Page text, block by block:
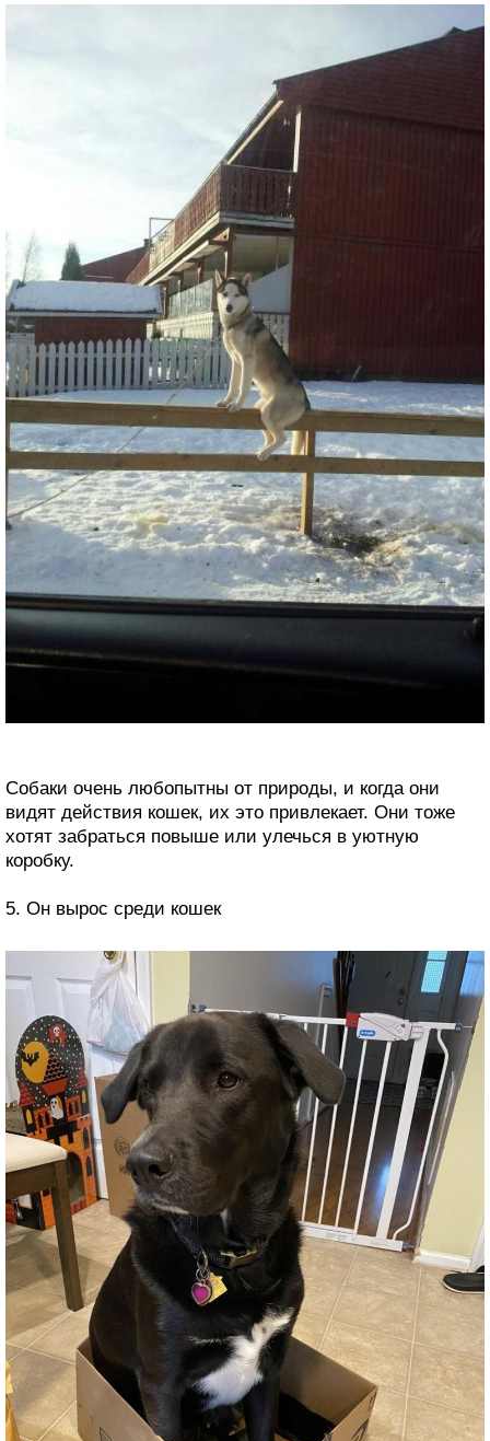
Собаки очень любопытны от природы, и когда они
видят действия кошек, их это привлекает. Они тоже
хотят забраться повыше или улечься в уютную
коробку.
5. Он вырос среди кошек